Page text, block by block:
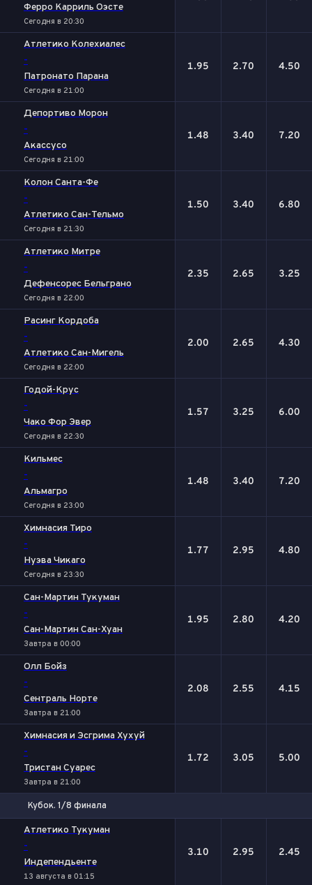
Ферро Карриль Оэсте
Сегодня в 20:30
Атлетико Колехиалес
-
Патронато Парана
Сегодня в 21:00
1.95 2.70 4.50
Депортиво Морон
-
Акассусо
Сегодня в 21:00
1.48 3.40 7.20
Колон Санта-Фе
-
Атлетико Сан-Тельмо
Сегодня в 21:30
1.50 3.40 6.80
Атлетико Митре
-
Дефенсорес Бельграно
Сегодня в 22:00
2.35 2.65 3.25
Расинг Кордоба
-
Атлетико Сан-Мигель
Сегодня в 22:00
2.00 2.65 4.30
Годой-Крус
-
Чако Фор Эвер
Сегодня в 22:30
1.57 3.25 6.00
Кильмес
-
Альмагро
Сегодня в 23:00
1.48 3.40 7.20
Химнасия Тиро
-
Нуэва Чикаго
Сегодня в 23:30
1.77 2.95 4.80
Сан-Мартин Тукуман
-
Сан-Мартин Сан-Хуан
Завтра в 00:00
1.95 2.80 4.20
Олл Бойз
-
Сентраль Норте
Завтра в 21:00
2.08 2.55 4.15
Химнасия и Эсгрима Хухуй
-
Тристан Суарес
Завтра в 21:00
1.72 3.05 5.00
Кубок. 1/8 финала
Атлетико Тукуман
-
Индепендьенте
13 августа в 01:15
3.10 2.95 2.45